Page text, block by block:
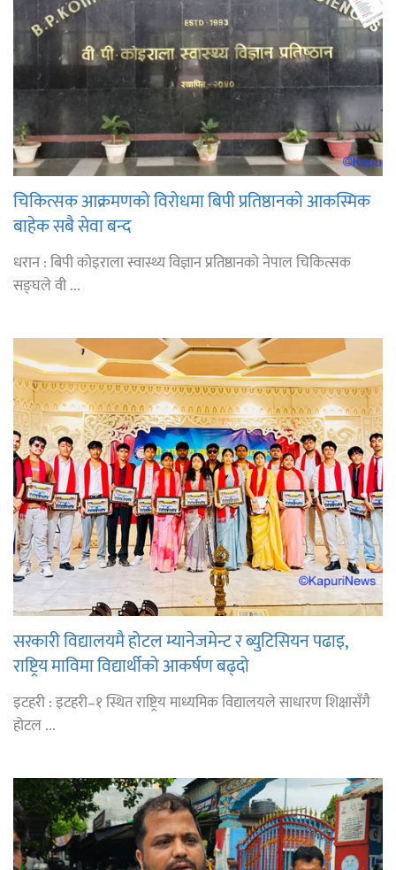
चिकित्सक आक्रमणको विरोधमा बिपी प्रतिष्ठानको आकस्मिक
बाहेक सबै सेवा बन्द
धरान : बिपी कोइराला स्वास्थ्य विज्ञान प्रतिष्ठानको नेपाल चिकित्सक
सङ्घले वी ...
सरकारी विद्यालयमै होटल म्यानेजमेन्ट र ब्युटिसियन पढाइ,
राष्ट्रिय माविमा विद्यार्थीको आकर्षण बढ्दो
इटहरी : इटहरी–१ स्थित राष्ट्रिय माध्यमिक विद्यालयले साधारण शिक्षासँगै
होटल ...